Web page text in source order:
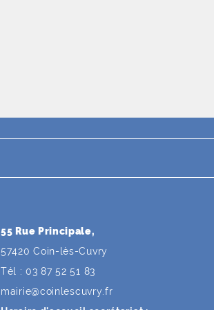
55 Rue Principale,
57420 Coin-lès-Cuvry
Tél : 03 87 52 51 83
mairie@coinlescuvry .fr